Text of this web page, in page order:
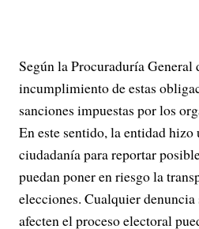
Según la Procuraduría General
incumplimiento de estas
sanciones impuestas por los
En este sentido, la entidad
ciudadanía para reportar
puedan poner en riesgo la
elecciones. Cualquier denuncia
afecten el proceso electoral